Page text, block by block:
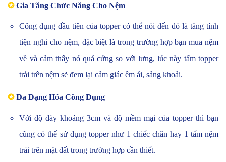
✪Gia Tăng Chức Năng Cho Nệm
Công dụng đầu tiên của topper có thể nói đến đó là tăng tính
tiện nghi cho nệm, đặc biệt là trong trường hợp bạn mua nệm
về và cảm thấy nó quá cứng so với lưng, lúc này tấm topper
trải trên nệm sẽ đem lại cảm giác êm ái, sảng khoải.
✪Đa Dạng Hóa Công Dụng
Với độ dày khoảng 3cm và độ mềm mại của topper thì bạn
cũng có thể sử dụng topper như 1 chiếc chăn hay 1 tấm nệm
trải trên mặt đất trong trường hợp cần thiết.